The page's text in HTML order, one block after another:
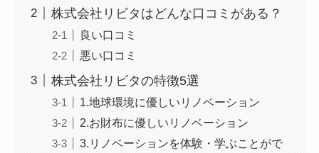
株式会社リビタはどんな口コミがある？
良い口コミ
悪い口コミ
株式会社リビタの特徴5選
1.地球環境に優しいリノベーション
2.お財布に優しいリノベーション
3.リノベーションを体験・学ぶことがで